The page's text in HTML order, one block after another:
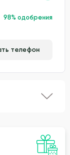
98% одобрения
телефон